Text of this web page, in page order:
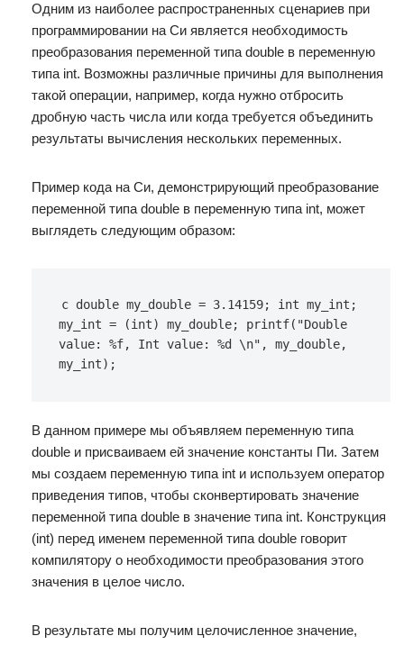
Одним из наиболее распространенных сценариев при
программировании на Си является необходимость
преобразования переменной типа double в переменную
типа int. Возможны различные причины для выполнения
такой операции, например, когда нужно отбросить
дробную часть числа или когда требуется объединить
результаты вычисления нескольких переменных.
Пример кода на Си, демонстрирующий преобразование
переменной типа double в переменную типа int, может
выглядеть следующим образом:
c double my_double = 3.14159; int my_int;
my_int = (int) my_double; printf("Double
value: %f, Int value: %d \n", my_double,
my_int);
В данном примере мы объявляем переменную типа
double и присваиваем ей значение константы Пи. Затем
мы создаем переменную типа int и используем оператор
приведения типов, чтобы сконвертировать значение
переменной типа double в значение типа int. Конструкция
(int) перед именем переменной типа double говорит
компилятору о необходимости преобразования этого
значения в целое число.
В результате мы получим целочисленное значение,